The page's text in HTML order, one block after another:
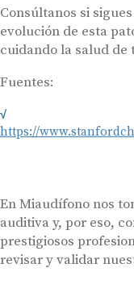
Consúltanos si
evolución de esta
cuidando la salud de
Fuentes:
https://
En Miaudífono nos
auditiva y, por eso,
prestigiosos
revisar y validar
Hasta un
Teléfono
Acepto recibir